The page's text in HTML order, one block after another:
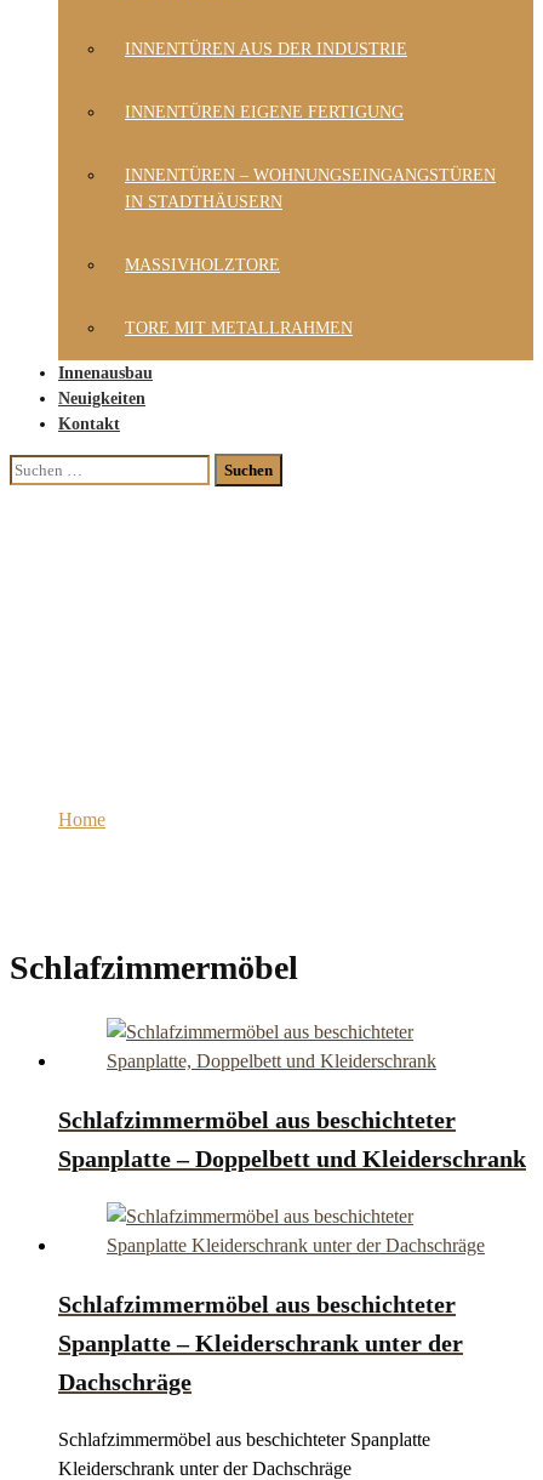
INNENTÜREN AUS DER INDUSTRIE
INNENTÜREN EIGENE FERTIGUNG
INNENTÜREN – WOHNUNGSEINGANGSTÜREN
IN STADTHÄUSERN
MASSIVHOLZTORE
TORE MIT METALLRAHMEN
Innenausbau
Neuigkeiten
Kontakt
Suchen
nach:
Home
Schlafzimmermöbel
Schlafzimmermöbel aus beschichteter
Spanplatte – Doppelbett und Kleiderschrank
Schlafzimmermöbel aus beschichteter
Spanplatte – Kleiderschrank unter der
Dachschräge
Schlafzimmermöbel aus beschichteter Spanplatte
Kleiderschrank unter der Dachschräge